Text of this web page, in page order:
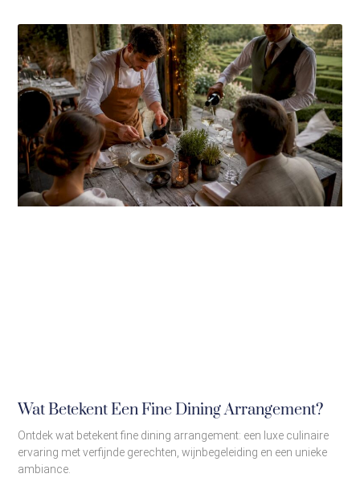
Wat Betekent Een Fine Dining Arrangement?
Ontdek wat betekent fine dining arrangement: een luxe culinaire
ervaring met verfijnde gerechten, wijnbegeleiding en een unieke
ambiance.